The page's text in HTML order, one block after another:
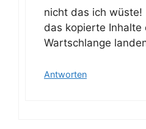
nicht das ich wüste!
das kopierte Inhalte
Wartschlange
Antworten